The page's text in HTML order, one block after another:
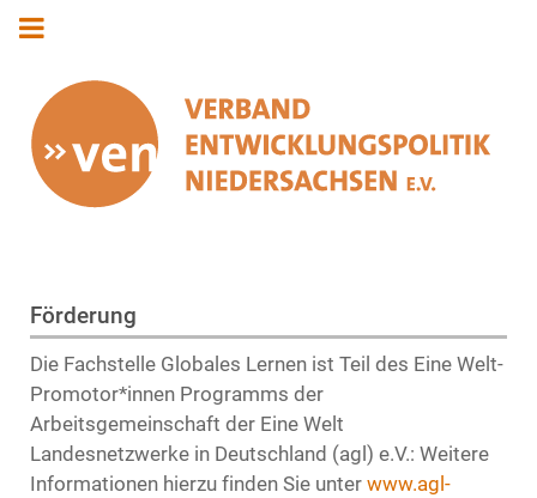
Förderung
Die Fachstelle Globales Lernen ist Teil des Eine Welt-
Promotor*innen Programms der
Arbeitsgemeinschaft der Eine Welt
Landesnetzwerke in Deutschland (agl) e.V.: Weitere
Informationen hierzu finden Sie unter www.agl-